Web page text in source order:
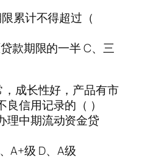
累计不得超过（
款期限的一半 C、三
成长性好，产品有市
信用记录的（ ）
理中期流动资金贷
A+级 D、A级